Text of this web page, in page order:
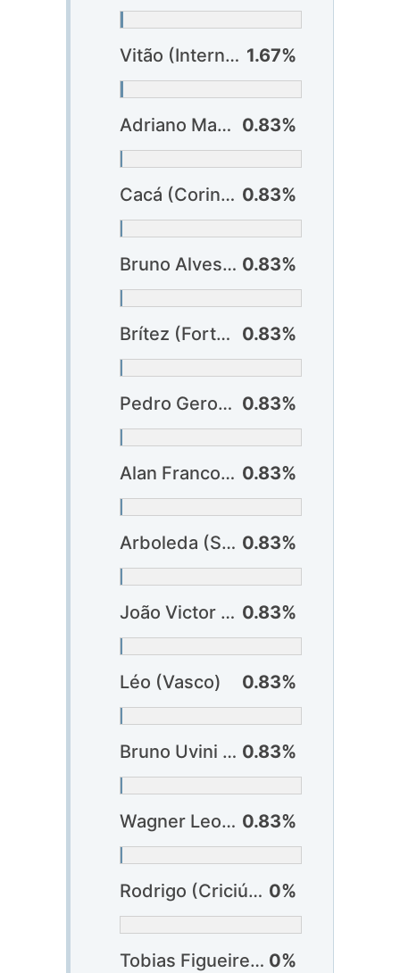
Vitão (Internacional) 1.67%
Adriano Martins (Atlético-GO) 0.83%
Cacá (Corinthians) 0.83%
Bruno Alves (Cuiabá) 0.83%
Brítez (Fortaleza) 0.83%
Pedro Geromel (Grêmio) 0.83%
Alan Franco (São Paulo) 0.83%
Arboleda (São Paulo) 0.83%
João Victor (Vasco) 0.83%
Léo (Vasco) 0.83%
Bruno Uvini (Vitória) 0.83%
Wagner Leonardo (Vitória) 0.83%
Rodrigo (Criciúma) 0%
Tobias Figueiredo (Criciúma) 0%